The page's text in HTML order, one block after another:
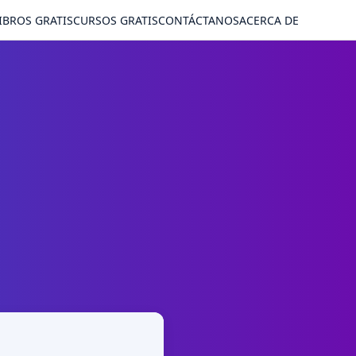
GRATISCURSOS GRATISCONTÁCTANOSACERCA DE